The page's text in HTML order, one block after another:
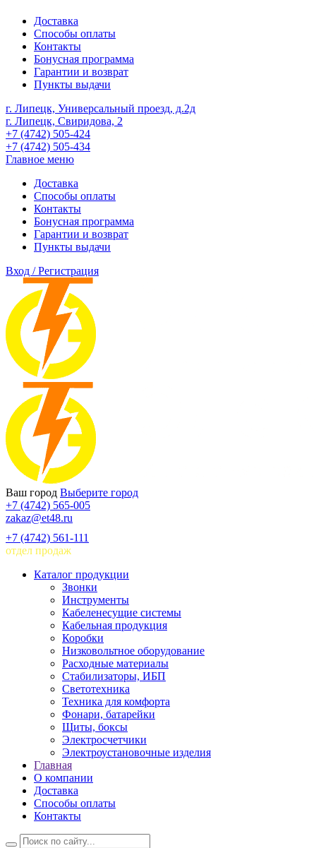
Доставка
Способы оплаты
Контакты
Бонусная программа
Гарантии и возврат
Пункты выдачи
г. Липецк, Универсальный проезд, д.2д
г. Липецк, Свиридова, 2
+7 (4742) 505-424
+7 (4742) 505-434
Главное меню
Доставка
Способы оплаты
Контакты
Бонусная программа
Гарантии и возврат
Пункты выдачи
Вход / Регистрация
Ваш город Выберите город
+7 (4742) 565-005
zakaz@et48.ru
+7 (4742) 561-111
отдел продаж
Каталог продукции
Звонки
Инструменты
Кабеленесущие системы
Кабельная продукция
Коробки
Низковольтное оборудование
Расходные материалы
Стабилизаторы, ИБП
Светотехника
Техника для комфорта
Фонари, батарейки
Щиты, боксы
Электросчетчики
Электроустановочные изделия
Главная
О компании
Доставка
Способы оплаты
Контакты